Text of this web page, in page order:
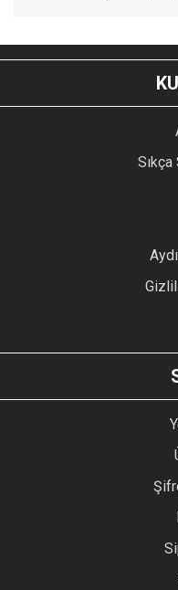
Bu ürünün fiyat bilgisi,
konularda yetersiz
kullanarak tarafımıza
Ürün resmi kalitesiz,
Ürün açıklamasında
Ürün bilgilerinde
Ürün fiyatı diğer